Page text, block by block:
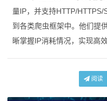
量IP，并支持HTTP/
到各类爬虫框架中。他们提
晰掌握IP消耗情况，实现高效
阅读